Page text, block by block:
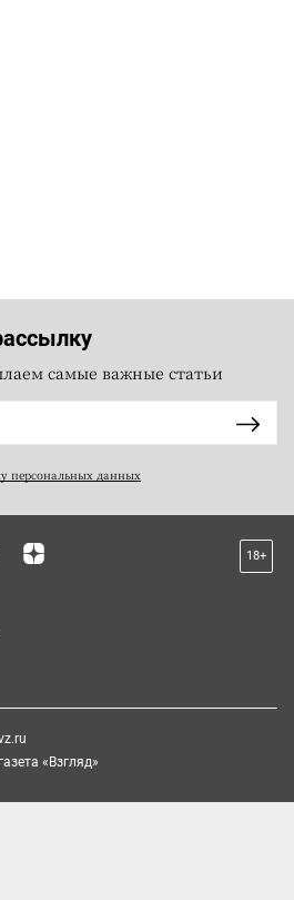
самые важные статьи
персональных данных
18+
«Взгляд»